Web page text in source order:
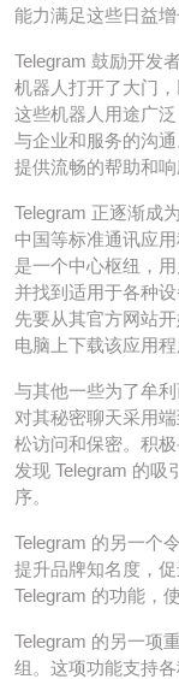
能力满足这些日益增
Telegram 鼓励开发
机器人打开了大门
这些机器人用途广
与企业和服务的沟
提供流畅的帮助和
Telegram 正逐渐成
中国等标准通讯应
是一个中心枢纽，
并找到适用于各种
先要从其官方网站
电脑上下载该应用程
与其他一些为了牟
对其秘密聊天采用
松访问和保密。积
发现 Telegram 的吸
序。
Telegram 的另一个
提升品牌知名度，
Telegram 的功能，
Telegram 的另一项
组。这项功能支持